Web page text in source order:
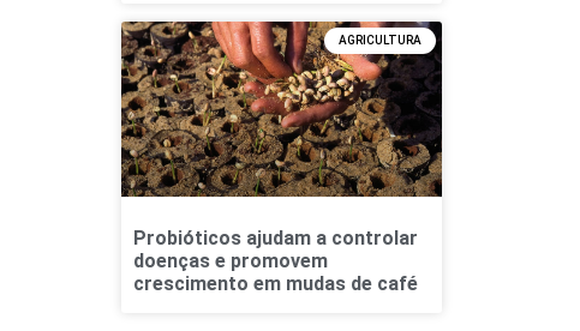
AGRICULTURA
Probióticos ajudam a controlar
doenças e promovem
crescimento em mudas de café